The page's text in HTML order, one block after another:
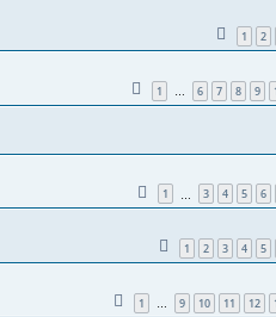
1 2
1 … 6 7 8 9
1 3 4 5 6
1 2 3 4 5
1 … 9 10 11 12